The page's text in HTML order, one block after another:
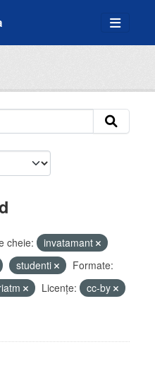
cheie:
invatamant
studenti
Formate:
Licenţe:
cc-by